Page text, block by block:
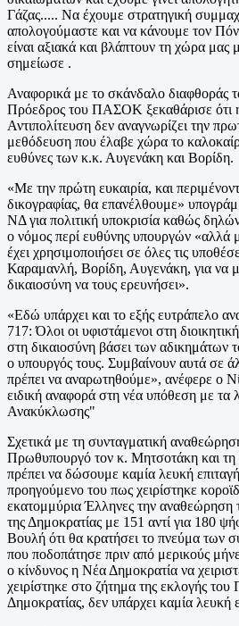
Γάζας..... Να έχουμε στρατηγική
απολογούμαστε και να κάνουμε τον
είναι αξιακά και βλάπτουν τη χώρα
σημείωσε .
Αναφορικά με το σκάνδαλο
Πρόεδρος του ΠΑΣΟΚ ξεκαθάρισε ότι
Αντιπολίτευση δεν αναγνωρίζει την
μεθόδευση που έλαβε χώρα το
ευθύνες των κ.κ. Αυγενάκη και Βορίδη.
«Mε την πρώτη ευκαιρία, και
δικογραφίας, θα επανέλθουμε»
ΝΔ για πολιτική υποκρισία καθώς
ο νόμος περί ευθύνης υπουργών «αλλά
έχει χρησιμοποιήσει σε όλες τις
Καραμανλή, Βορίδη, Αυγενάκη, για να
δικαιοσύνη να τους ερευνήσει».
«Εδώ υπάρχει και το εξής ευτράπελο
717: Όλοι οι υφιστάμενοι στη
στη δικαιοσύνη βάσει των αδικημάτων
ο υπουργός τους. Συμβαίνουν αυτά σε
πρέπει να αναρωτηθούμε», ανέφερε ο
ειδική αναφορά στη νέα υπόθεση με τα
Ανακύκλωσης"
Σχετικά με τη συνταγματική
Πρωθυπουργό τον κ. Μητσοτάκη και
πρέπει να δώσουμε καμία λευκή
προηγούμενο του πως χειρίστηκε
εκατομμύρια Έλληνες την αναθεώρηση
της Δημοκρατίας με 151 αντί για 180
Βουλή ότι θα κρατήσει το πνεύμα των
που ποδοπάτησε πριν από μερικούς
ο κίνδυνος η Νέα Δημοκρατία να
χειρίστηκε στο ζήτημα της εκλογής
Δημοκρατίας, δεν υπάρχει καμία λευκή